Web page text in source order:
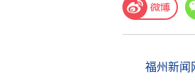
福州新闻